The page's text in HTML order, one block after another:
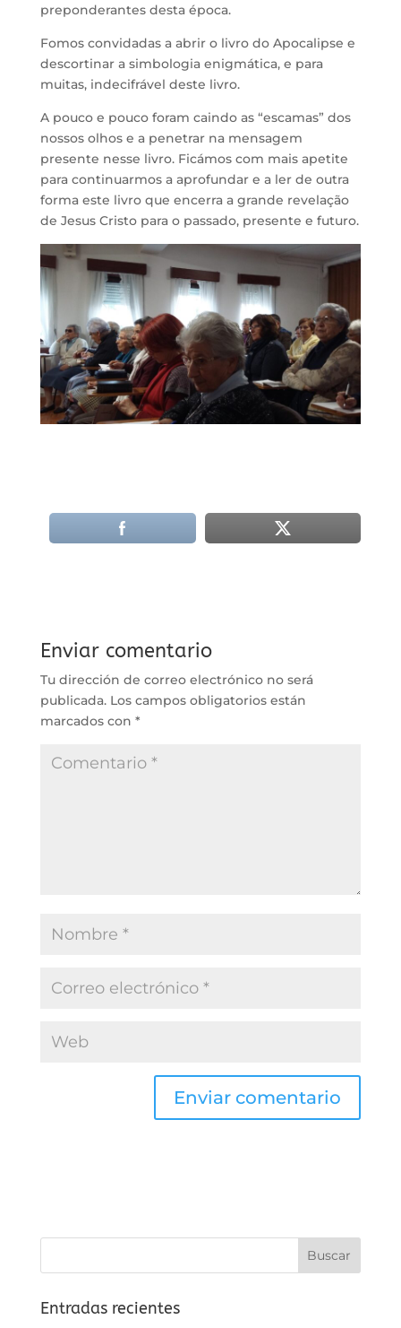
preponderantes desta época.
Fomos convidadas a abrir o livro do Apocalipse e
descortinar a simbologia enigmática, e para
muitas, indecifrável deste livro.
A pouco e pouco foram caindo as “escamas” dos
nossos olhos e a penetrar na mensagem
presente nesse livro. Ficámos com mais apetite
para continuarmos a aprofundar e a ler de outra
forma este livro que encerra a grande revelação
de Jesus Cristo para o passado, presente e futuro.
Enviar comentario
Tu dirección de correo electrónico no será
publicada. Los campos obligatorios están
marcados con *
Entradas recientes